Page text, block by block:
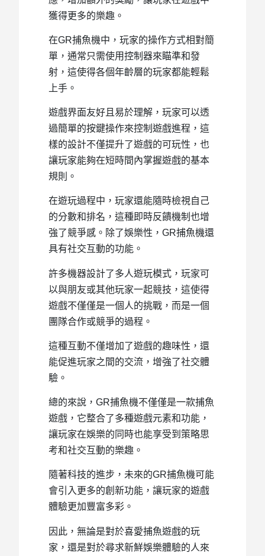
獲得更多的樂趣。
在GR捕魚機中，玩家的操作方式相對簡
單，通常只需使用控制器來瞄準和發
射，這使得各個年齡層的玩家都能輕鬆
上手。
遊戲界面友好且易於理解，玩家可以透
過簡單的按鍵操作來控制遊戲進程，這
樣的設計不僅提升了遊戲的可玩性，也
讓玩家能夠在短時間內掌握遊戲的基本
規則。
在遊玩過程中，玩家還能隨時檢視自己
的分數和排名，這種即時反饋機制也增
強了競爭感。除了娛樂性，GR捕魚機還
具有社交互動的功能。
許多機器設計了多人遊玩模式，玩家可
以與朋友或其他玩家一起競技，這使得
遊戲不僅僅是一個人的挑戰，而是一個
團隊合作或競爭的過程。
這種互動不僅增加了遊戲的趣味性，還
能促進玩家之間的交流，增強了社交體
驗。
總的來說，GR捕魚機不僅僅是一款捕魚
遊戲，它整合了多種遊戲元素和功能，
讓玩家在娛樂的同時也能享受到策略思
考和社交互動的樂趣。
隨著科技的進步，未來的GR捕魚機可能
會引入更多的創新功能，讓玩家的遊戲
體驗更加豐富多彩。
因此，無論是對於喜愛捕魚遊戲的玩
家，還是對於尋求新鮮娛樂體驗的人來